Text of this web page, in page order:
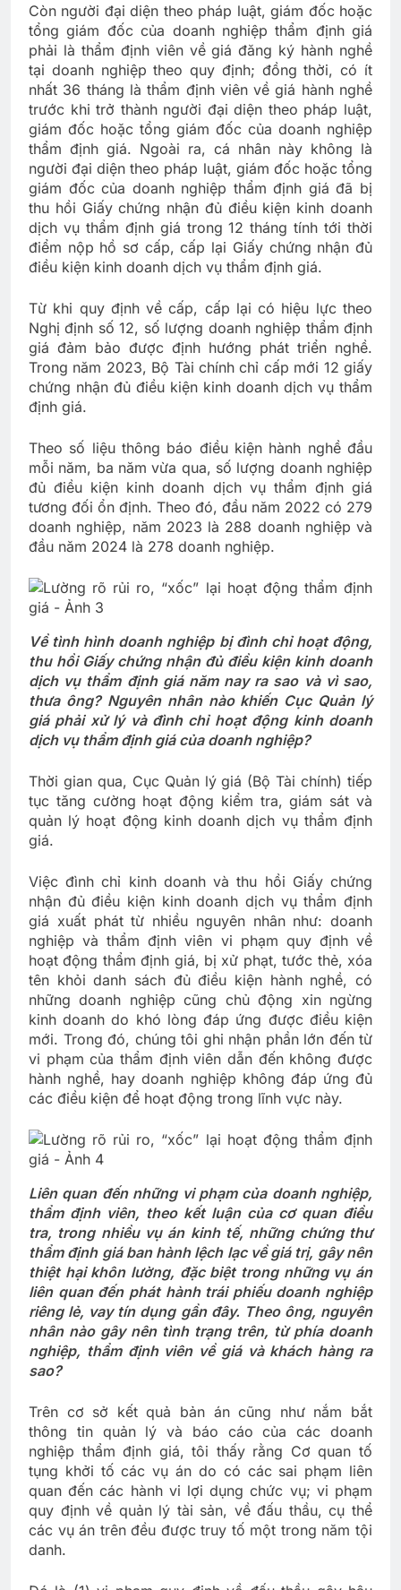
Còn người đại diện theo pháp luật, giám đốc hoặc
tổng giám đốc của doanh nghiệp thẩm định giá
phải là thẩm định viên về giá đăng ký hành nghề
tại doanh nghiệp theo quy định; đồng thời, có ít
nhất 36 tháng là thẩm định viên về giá hành nghề
trước khi trở thành người đại diện theo pháp luật,
giám đốc hoặc tổng giám đốc của doanh nghiệp
thẩm định giá. Ngoài ra, cá nhân này không là
người đại diện theo pháp luật, giám đốc hoặc tổng
giám đốc của doanh nghiệp thẩm định giá đã bị
thu hồi Giấy chứng nhận đủ điều kiện kinh doanh
dịch vụ thẩm định giá trong 12 tháng tính tới thời
điểm nộp hồ sơ cấp, cấp lại Giấy chứng nhận đủ
điều kiện kinh doanh dịch vụ thẩm định giá.
Từ khi quy định về cấp, cấp lại có hiệu lực theo
Nghị định số 12, số lượng doanh nghiệp thẩm định
giá đảm bảo được định hướng phát triển nghề.
Trong năm 2023, Bộ Tài chính chỉ cấp mới 12 giấy
chứng nhận đủ điều kiện kinh doanh dịch vụ thẩm
định giá.
Theo số liệu thông báo điều kiện hành nghề đầu
mỗi năm, ba năm vừa qua, số lượng doanh nghiệp
đủ điều kiện kinh doanh dịch vụ thẩm định giá
tương đối ổn định. Theo đó, đầu năm 2022 có 279
doanh nghiệp, năm 2023 là 288 doanh nghiệp và
đầu năm 2024 là 278 doanh nghiệp.
Về tình hình doanh nghiệp bị đình chỉ hoạt động,
thu hồi Giấy chứng nhận đủ điều kiện kinh doanh
dịch vụ thẩm định giá năm nay ra sao và vì sao,
thưa ông? Nguyên nhân nào khiến Cục Quản lý
giá phải xử lý và đình chỉ hoạt động kinh doanh
dịch vụ thẩm định giá của doanh nghiệp?
Thời gian qua, Cục Quản lý giá (Bộ Tài chính) tiếp
tục tăng cường hoạt động kiểm tra, giám sát và
quản lý hoạt động kinh doanh dịch vụ thẩm định
giá.
Việc đình chỉ kinh doanh và thu hồi Giấy chứng
nhận đủ điều kiện kinh doanh dịch vụ thẩm định
giá xuất phát từ nhiều nguyên nhân như: doanh
nghiệp và thẩm định viên vi phạm quy định về
hoạt động thẩm định giá, bị xử phạt, tước thẻ, xóa
tên khỏi danh sách đủ điều kiện hành nghề, có
những doanh nghiệp cũng chủ động xin ngừng
kinh doanh do khó lòng đáp ứng được điều kiện
mới. Trong đó, chúng tôi ghi nhận phần lớn đến từ
vi phạm của thẩm định viên dẫn đến không được
hành nghề, hay doanh nghiệp không đáp ứng đủ
các điều kiện để hoạt động trong lĩnh vực này.
Liên quan đến những vi phạm của doanh nghiệp,
thẩm định viên, theo kết luận của cơ quan điều
tra, trong nhiều vụ án kinh tế, những chứng thư
thẩm định giá ban hành lệch lạc về giá trị, gây nên
thiệt hại khôn lường, đặc biệt trong những vụ án
liên quan đến phát hành trái phiếu doanh nghiệp
riêng lẻ, vay tín dụng gần đây. Theo ông, nguyên
nhân nào gây nên tình trạng trên, từ phía doanh
nghiệp, thẩm định viên về giá và khách hàng ra
sao?
Trên cơ sở kết quả bản án cũng như nắm bắt
thông tin quản lý và báo cáo của các doanh
nghiệp thẩm định giá, tôi thấy rằng Cơ quan tố
tụng khởi tố các vụ án do có các sai phạm liên
quan đến các hành vi lợi dụng chức vụ; vi phạm
quy định về quản lý tài sản, về đấu thầu, cụ thể
các vụ án trên đều được truy tố một trong năm tội
danh.